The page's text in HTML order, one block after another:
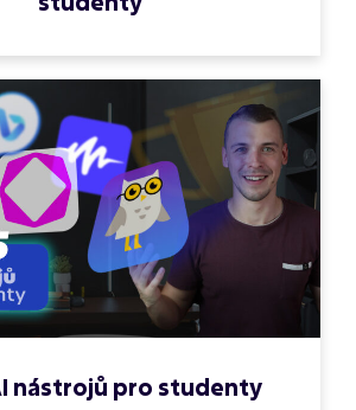
nástrojů pro studenty